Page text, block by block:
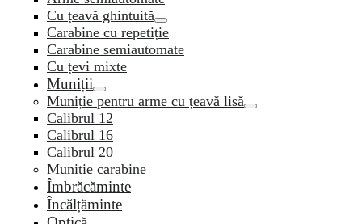
Cu țeavă ghintuită
Carabine cu repetiție
Carabine semiautomate
Cu țevi mixte
Muniții
Muniție pentru arme cu țeavă lisă
Calibrul 12
Calibrul 16
Calibrul 20
Munitie carabine
Îmbrăcăminte
Încălțăminte